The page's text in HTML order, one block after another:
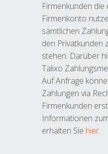
Firmenkunden die
Firmenkonto
sämtlichen
den Privatkunden
stehen. Darüber
Talixo
Auf Anfrage
Zahlungen via
Firmenkunden
Informationen
erhalten Sie hier.